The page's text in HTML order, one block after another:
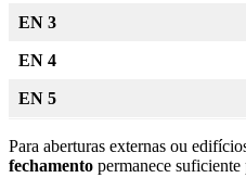
EN 3
EN 4
EN 5
Para aberturas externas ou
fechamento permanece